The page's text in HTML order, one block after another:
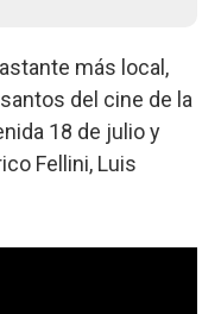
más local,
del cine de la
18 de julio y
Fellini, Luis